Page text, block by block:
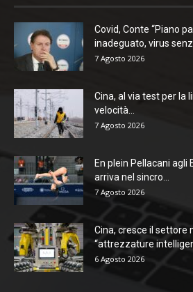
Covid, Conte “Piano
inadeguato, virus
7 Agosto 2026
Cina, al via test per la
velocità...
7 Agosto 2026
En plein Pellacani agli
arriva nel sincro...
7 Agosto 2026
Cina, cresce il settore
“attrezzature
6 Agosto 2026